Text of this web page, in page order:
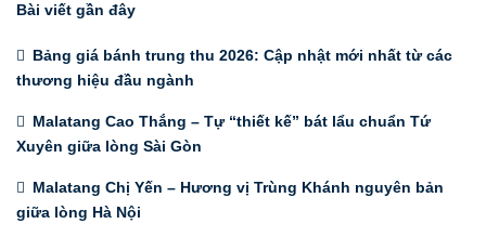
Bài viết gần đây
Bảng giá bánh trung thu 2026: Cập nhật mới nhất từ các
thương hiệu đầu ngành
Malatang Cao Thắng – Tự “thiết kế” bát lẩu chuẩn Tứ
Xuyên giữa lòng Sài Gòn
Malatang Chị Yến – Hương vị Trùng Khánh nguyên bản
giữa lòng Hà Nội